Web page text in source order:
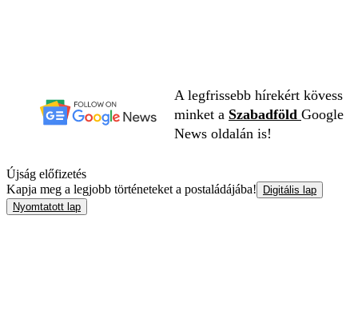
A legfrissebb hírekért kövess
minket a Szabadföld Google
News oldalán is!
Újság előfizetés
Kapja meg a legjobb történeteket a postaládájába!
Digitális lap
Nyomtatott lap